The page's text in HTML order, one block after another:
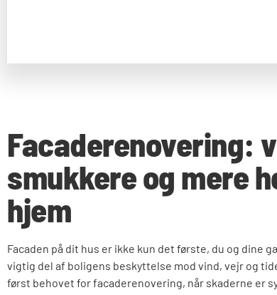
Facaderenovering:
smukkere og mere
hjem
Facaden på dit hus er ikke kun det første, du og dine
vigtig del af boligens beskyttelse mod vind, vejr og
først behovet for facaderenovering, når skaderne er